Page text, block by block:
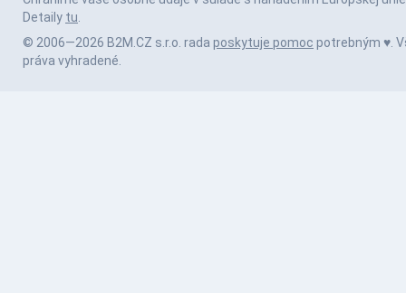
Detaily tu.
© 2006—2026 B2M.CZ s.r.o. rada poskytuje pomoc potrebným ♥️.
práva vyhradené.